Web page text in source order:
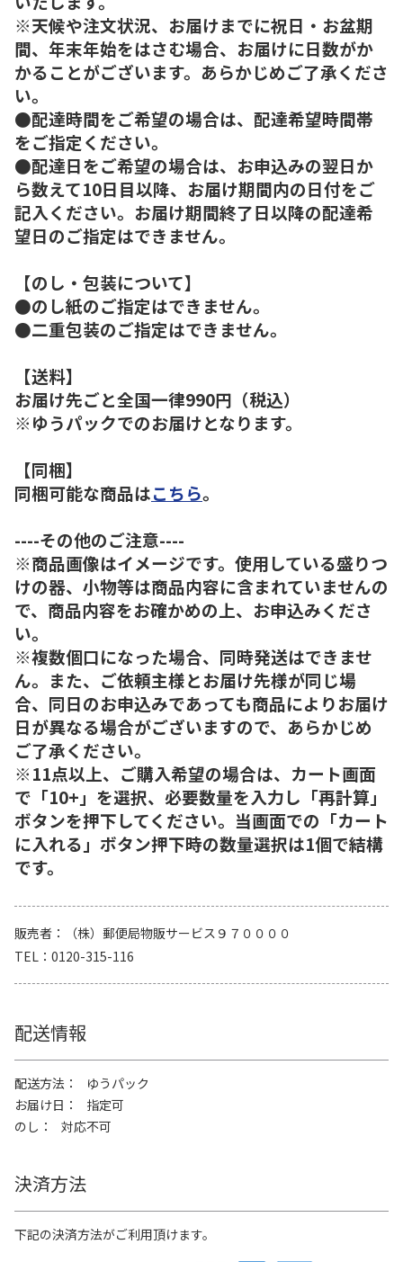
※天候や注文状況、お届けまでに祝日・お盆期
間、年末年始をはさむ場合、お届けに日数がか
かることがございます。あらかじめご了承くださ
い。
●配達時間をご希望の場合は、配達希望時間帯
をご指定ください。
●配達日をご希望の場合は、お申込みの翌日か
ら数えて10日目以降、お届け期間内の日付をご
記入ください。お届け期間終了日以降の配達希
望日のご指定はできません。
【のし・包装について】
●のし紙のご指定はできません。
●二重包装のご指定はできません。
【送料】
お届け先ごと全国一律990円（税込）
※ゆうパックでのお届けとなります。
【同梱】
同梱可能な商品はこちら。
----その他のご注意----
※商品画像はイメージです。使用している盛りつ
けの器、小物等は商品内容に含まれていませんの
で、商品内容をお確かめの上、お申込みくださ
い。
※複数個口になった場合、同時発送はできませ
ん。また、ご依頼主様とお届け先様が同じ場
合、同日のお申込みであっても商品によりお届け
日が異なる場合がございますので、あらかじめ
ご了承ください。
※11点以上、ご購入希望の場合は、カート画面
で「10+」を選択、必要数量を入力し「再計算」
ボタンを押下してください。当画面での「カート
に入れる」ボタン押下時の数量選択は1個で結構
です。
販売者
（株）郵便局物販サービス９７００００
TEL
0120-315-116
配送情報
配送方法
ゆうパック
お届け日
指定可
のし
対応不可
決済方法
下記の決済方法がご利用頂けます。